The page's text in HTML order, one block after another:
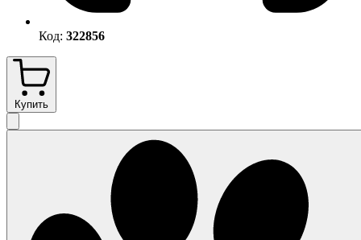
Код: 322856
Купить